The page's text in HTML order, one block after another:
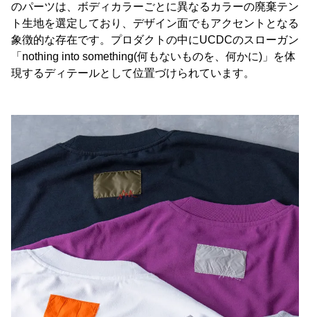
のパーツは、ボディカラーごとに異なるカラーの廃棄テン
ト生地を選定しており、デザイン面でもアクセントとなる
象徴的な存在です。プロダクトの中にUCDCのスローガン
「nothing into something(何もないものを、何かに)」を体
現するディテールとして位置づけられています。